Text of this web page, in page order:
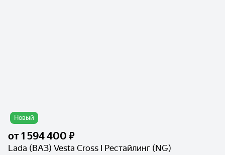
Новый
от1 594 400 ₽
Lada (ВАЗ) Vesta Cross I Рестайлинг (NG)